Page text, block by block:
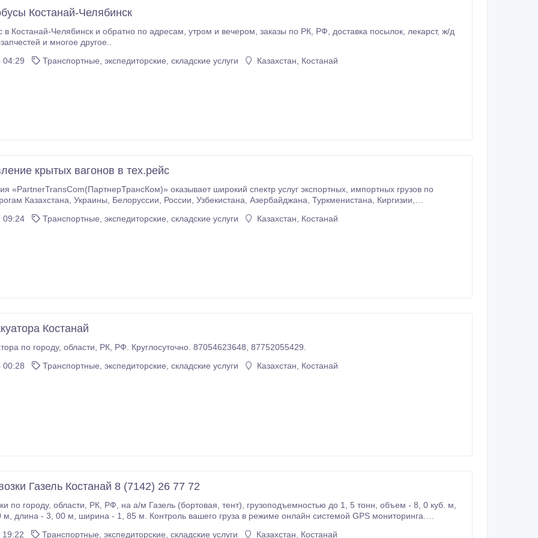
Костанай-Челябинск
и обратно по адресам, утром и вечером, заказы по РК, РФ, доставка посылок, лекарст, ж/д
автозапчестей и многое другое..
04:29
Транспортные, экспедиторские, складские услуги Казахстан, Костанай
крытых вагонов в тех.рейс
оказывает широкий спектр услуг экспортных, импортных грузов по
Туркменистана, Киргизии,
провозных платежей по территории Казахстана, Украины,
09:24 Транспортные, экспедиторские, складские услуги Казахстан, Костанай
Костанай
Услуги эвакуатора по городу, области, РК, РФ. Круглосуточно. 87054623648, 87752055429.
00:28
Транспортные, экспедиторские, складские услуги Казахстан, Костанай
Газель Костанай 8 (7142) 26 77 72
тент), грузоподъемностью до 1, 5 тонн, объем - 8, 0 куб. м,
19:22
Транспортные, экспедиторские, складские услуги Казахстан, Костанай